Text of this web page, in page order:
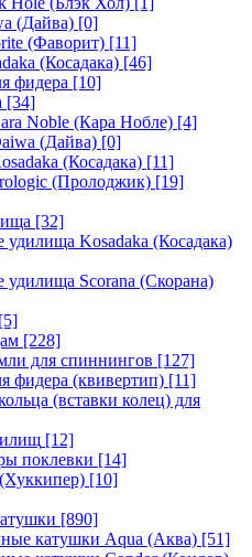
(Дайва) [0]
(Фаворит) [11]
(Косадака) [46]
фидера [10]
[34]
Noble (Кара Нобле) [4]
(Дайва) [0]
(Косадака) [11]
(Пролоджик) [19]
[32]
Kosadaka (Косадака)
Scorana (Скорана)
[5]
[228]
для спиннингов [127]
фидера (квивертип) [11]
(вставки колец) для
[12]
поклевки [14]
[10]
[890]
катушки Aqua (Аква) [51]